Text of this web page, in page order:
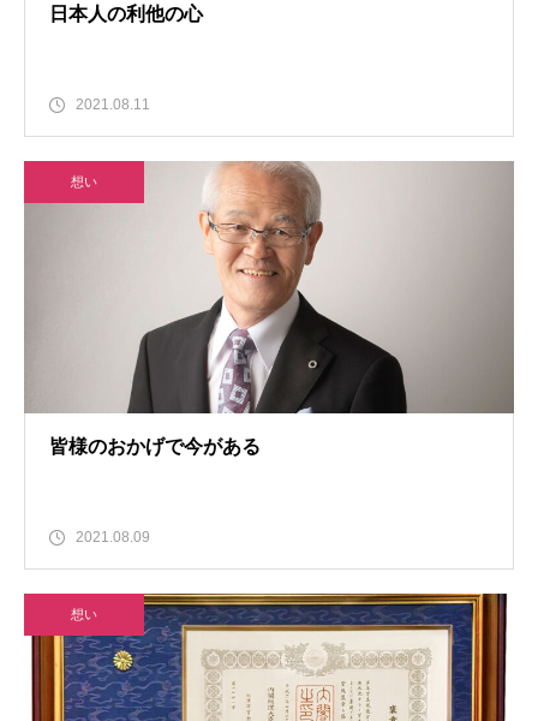
日本人の利他の心
2021.08.11
想い
皆様のおかげで今がある
2021.08.09
想い